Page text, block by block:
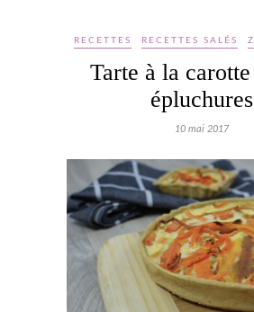
RECETTES RECETTES SALÉS
Tarte à la
épluchures
10 mai 2017